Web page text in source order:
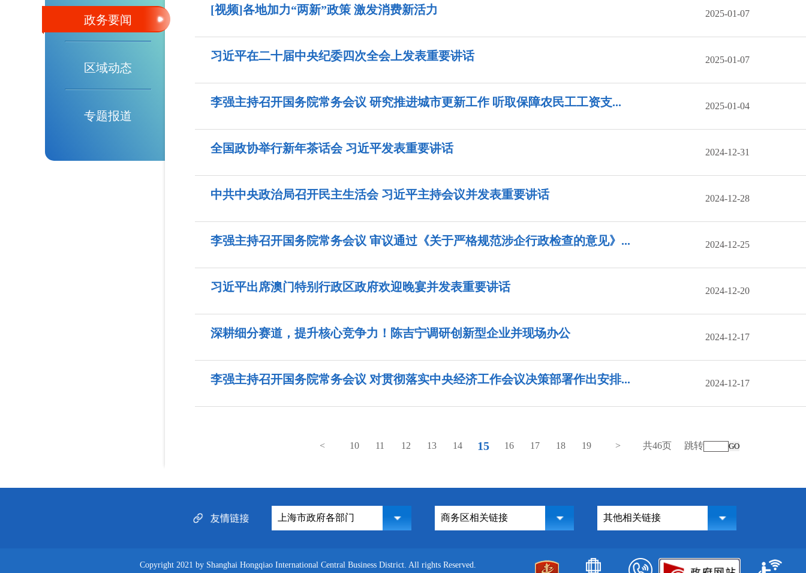
政务要闻
区域动态
专题报道
[视频]各地加力“两新”政策 激发消费新活力 2025-01-07
习近平在二十届中央纪委四次全会上发表重要讲话 2025-01-07
李强主持召开国务院常务会议 研究推进城市更新工作 听取保障农民工工资支... 2025-01-04
全国政协举行新年茶话会 习近平发表重要讲话 2024-12-31
中共中央政治局召开民主生活会 习近平主持会议并发表重要讲话 2024-12-28
李强主持召开国务院常务会议 审议通过《关于严格规范涉企行政检查的意见》... 2024-12-25
习近平出席澳门特别行政区政府欢迎晚宴并发表重要讲话 2024-12-20
深耕细分赛道，提升核心竞争力！陈吉宁调研创新型企业并现场办公 2024-12-17
李强主持召开国务院常务会议 对贯彻落实中央经济工作会议决策部署作出安排... 2024-12-17
< 10 11 12 13 14 15 16 17 18 19 > 共46页 跳转 GO
Copyright 2021 by Shanghai Hongqiao International Central Business District. All rights Reserved.